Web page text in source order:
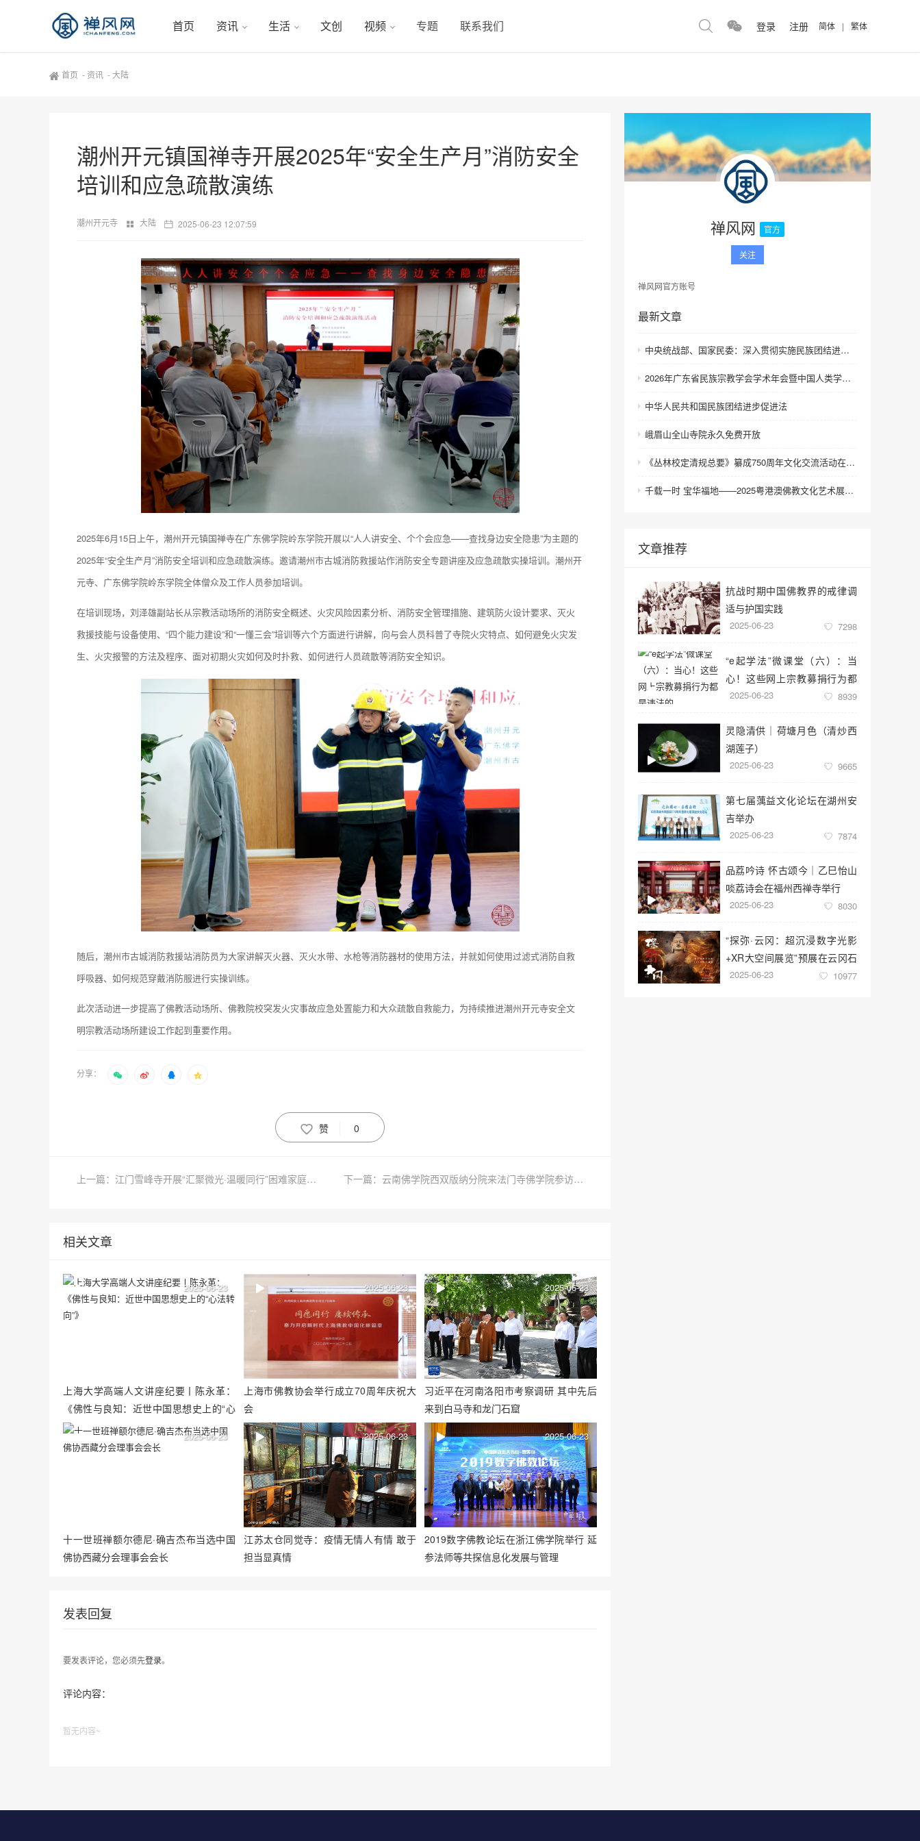
首页 资讯 生活 文创 视频 专题 联系我们 登录 注册 简体 | 繁体
首页 - 资讯 -大陆
潮州开元镇国禅寺开展2025年“安全生产月”消防安全
培训和应急疏散演练
潮州开元寺 大陆 2025-06-23 12:07:59
2025年6月15日上午，潮州开元镇国禅寺在广东佛学院岭东学院开展以“人人讲安全、个个会应急——查找身边安全隐患”为主题的
2025年“安全生产月”消防安全培训和应急疏散演练。邀请潮州市古城消防救援站作消防安全专题讲座及应急疏散实操培训。潮州开
元寺、广东佛学院岭东学院全体僧众及工作人员参加培训。
在培训现场，刘泽雄副站长从宗教活动场所的消防安全概述、火灾风险因素分析、消防安全管理措施、建筑防火设计要求、灭火
救援技能与设备使用、“四个能力建设”和“一懂三会”培训等六个方面进行讲解，向与会人员科普了寺院火灾特点、如何避免火灾发
生、火灾报警的方法及程序、面对初期火灾如何及时扑救、如何进行人员疏散等消防安全知识。
随后，潮州市古城消防救援站消防员为大家讲解灭火器、灭火水带、水枪等消防器材的使用方法，并就如何使用过滤式消防自救
呼吸器、如何规范穿戴消防服进行实操训练。
此次活动进一步提高了佛教活动场所、佛教院校突发火灾事故应急处置能力和大众疏散自救能力，为持续推进潮州开元寺安全文
明宗教活动场所建设工作起到重要作用。
分享：
赞 0
上一篇：江门雪峰寺开展“汇聚微光·温暖同行”困难家庭慰问活动 下一篇：云南佛学院西双版纳分院来法门寺佛学院参访交流
相关文章
上海大学高端人文讲座纪要丨陈永革：
《佛性与良知：近世中国思想史上的“心
法转向”》
2025-06-23
上海市佛教协会举行成立70周年庆祝大
会
2025-06-23
习近平在河南洛阳市考察调研 其中先后
来到白马寺和龙门石窟
2025-06-23
十一世班禅额尔德尼·确吉杰布当选中国
佛协西藏分会理事会会长
2025-06-23
江苏太仓同觉寺：疫情无情人有情 敢于
担当显真情
2025-06-23
2019数字佛教论坛在浙江佛学院举行 延
参法师等共探信息化发展与管理
2025-06-23
发表回复
要发表评论，您必须先登录。
评论内容：
暂无内容~
禅风网 官方
关注
禅风网官方账号
最新文章
中央统战部、国家民委：深入贯彻实施民族团结进步促进法 进一步增强中华民族凝聚力向心力
2026年广东省民族宗教学会学术年会暨中国人类学民族学研究会城市民族工作研究专业委员会更名会议在深圳召开
中华人民共和国民族团结进步促进法
峨眉山全山寺院永久免费开放
《丛林校定清规总要》纂成750周年文化交流活动在浙江金华举行
千载一时 宝华福地——2025粤港澳佛教文化艺术展在港澳成功举办
文章推荐
抗战时期中国佛教界的戒律调
适与护国实践
2025-06-23 7298
“e起学法”微课堂（六）：当
心！这些网上宗教募捐行为都
是违法的
2025-06-23 8939
灵隐清供｜​荷塘月色（清炒西
湖莲子）
2025-06-23 9665
第七届蕅益文化论坛在湖州安
吉举办
2025-06-23 7874
品荔吟诗 怀古颂今｜乙巳怡山
啖荔诗会在福州西禅寺举行
2025-06-23 8030
“探弥·云冈：超沉浸数字光影
+XR大空间展览”预展在云冈石
窟云冈美术馆启幕
2025-06-23 10977